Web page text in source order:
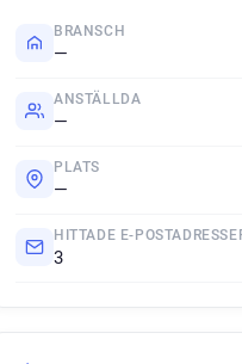
BRANSCH
—
ANSTÄLLDA
—
PLATS
—
HITTADE E-
3